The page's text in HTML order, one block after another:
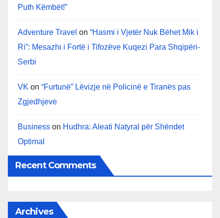
Puth Këmbët!”
Adventure Travel on “Hasmi i Vjetër Nuk Bëhet Mik i
Ri”: Mesazhi i Fortë i Tifozëve Kuqezi Para Shqipëri-
Serbi
VK on “Furtunë” Lëvizje në Policinë e Tiranës pas
Zgjedhjeve
Business on Hudhra: Aleati Natyral për Shëndet
Optimal
Recent Comments
Archives